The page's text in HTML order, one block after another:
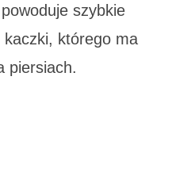
szybkie
kaczki, którego ma
piersiach.